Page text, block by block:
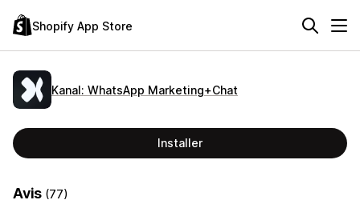
Shopify App Store
Kanal: WhatsApp Marketing+Chat
Installer
Avis (77)